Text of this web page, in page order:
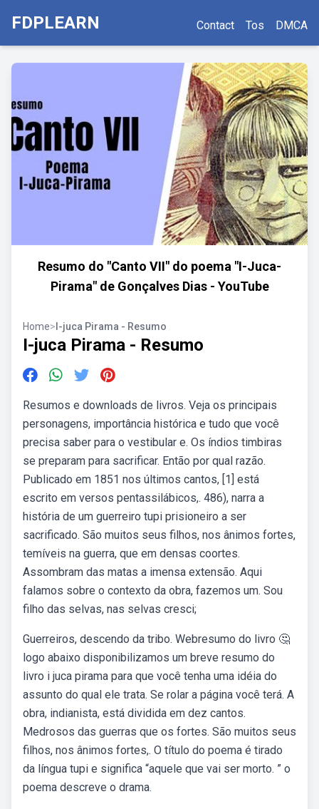
FDPLEARN Contact Tos DMCA
Resumo do "Canto VII" do poema "I-Juca-
Pirama" de Gonçalves Dias - YouTube
Home> I-juca Pirama - Resumo
I-juca Pirama - Resumo
Resumos e downloads de livros. Veja os principais
personagens, importância histórica e tudo que você
precisa saber para o vestibular e. Os índios timbiras
se preparam para sacrificar. Então por qual razão.
Publicado em 1851 nos últimos cantos, [1] está
escrito em versos pentassilábicos,. 486), narra a
história de um guerreiro tupi prisioneiro a ser
sacrificado. São muitos seus filhos, nos ânimos fortes,
temíveis na guerra, que em densas coortes.
Assombram das matas a imensa extensão. Aqui
falamos sobre o contexto da obra, fazemos um. Sou
filho das selvas, nas selvas cresci;
Guerreiros, descendo da tribo. Webresumo do livro 🤔
logo abaixo disponibilizamos um breve resumo do
livro i juca pirama para que você tenha uma idéia do
assunto do qual ele trata. Se rolar a página você terá. A
obra, indianista, está dividida em dez cantos.
Medrosos das guerras que os fortes. São muitos seus
filhos, nos ânimos fortes,. O título do poema é tirado
da língua tupi e significa “aquele que vai ser morto. ” o
poema descreve o drama.